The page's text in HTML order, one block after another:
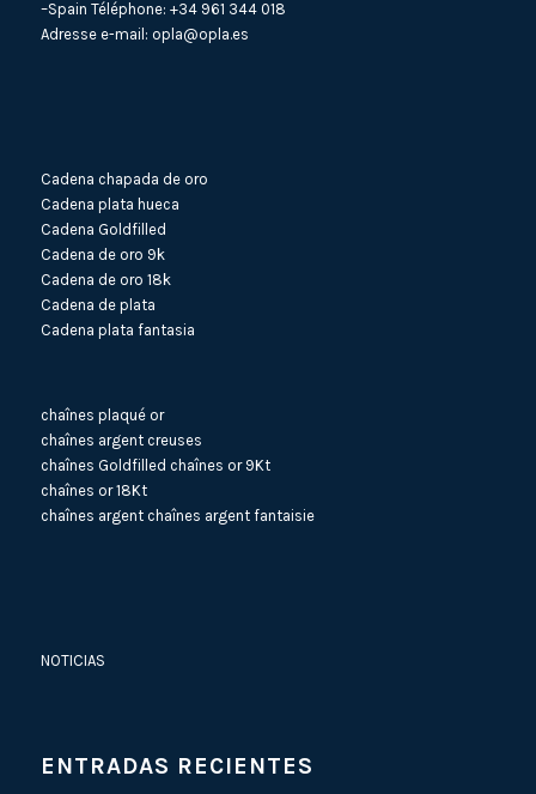
–Spain Téléphone: +34 961 344 018
Adresse e-mail: opla@opla.es
Cadena chapada de oro
Cadena plata hueca
Cadena Goldfilled
Cadena de oro 9k
Cadena de oro 18k
Cadena de plata
Cadena plata fantasia
chaînes plaqué or
chaînes argent creuses
chaînes Goldfilled chaînes or 9Kt
chaînes or 18Kt
chaînes argent chaînes argent fantaisie
NOTICIAS
ENTRADAS RECIENTES